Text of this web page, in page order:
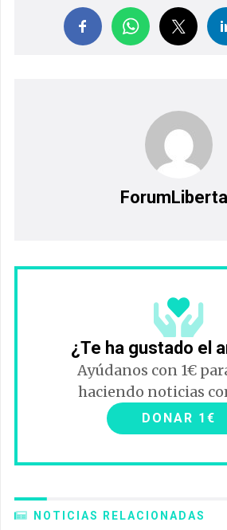
¿Te ha gustado el
Ayúdanos con 1€
haciendo noticias
DONAR 1€
NOTICIAS RELACIONADAS